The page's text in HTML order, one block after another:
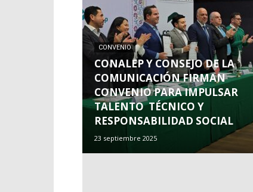
CONVENIO
CONALEP Y CONSEJO DE LA
COMUNICACIÓN FIRMAN
CONVENIO PARA IMPULSAR
TALENTO TÉCNICO Y
RESPONSABILIDAD SOCIAL
23 septiembre 2025